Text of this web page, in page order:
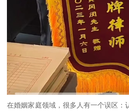
在婚姻家庭领域，很多人有一个误区：